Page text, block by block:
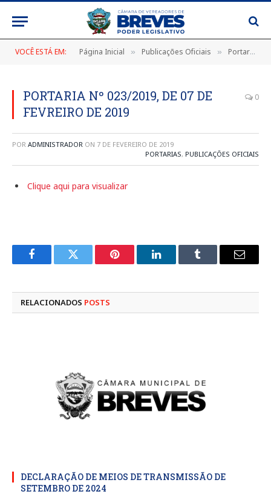
VOCÊ ESTÁ EM: Página Inicial » Publicações Oficiais » Portarias
PORTARIA Nº 023/2019, DE 07 DE
FEVREIRO DE 2019
0
POR ADMINISTRADOR ON 7 DE FEVEREIRO DE 2019
PORTARIAS, PUBLICAÇÕES OFICIAIS
Clique aqui para visualizar
FacebookTwitter Pinterest LinkedInTumblr
E-
RELACIONADOS POSTS
DECLARAÇÃO DE MEIOS DE TRANSMISSÃO DE
SETEMBRO DE 2024